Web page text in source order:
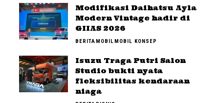
Modifikasi Daihatsu Ayla
Modern Vintage hadir di
GIIAS 2026
BERITAMOBILMOBIL KONSEP
Isuzu Traga Putri Salon
Studio bukti nyata
fleksibilitas kendaraan
niaga